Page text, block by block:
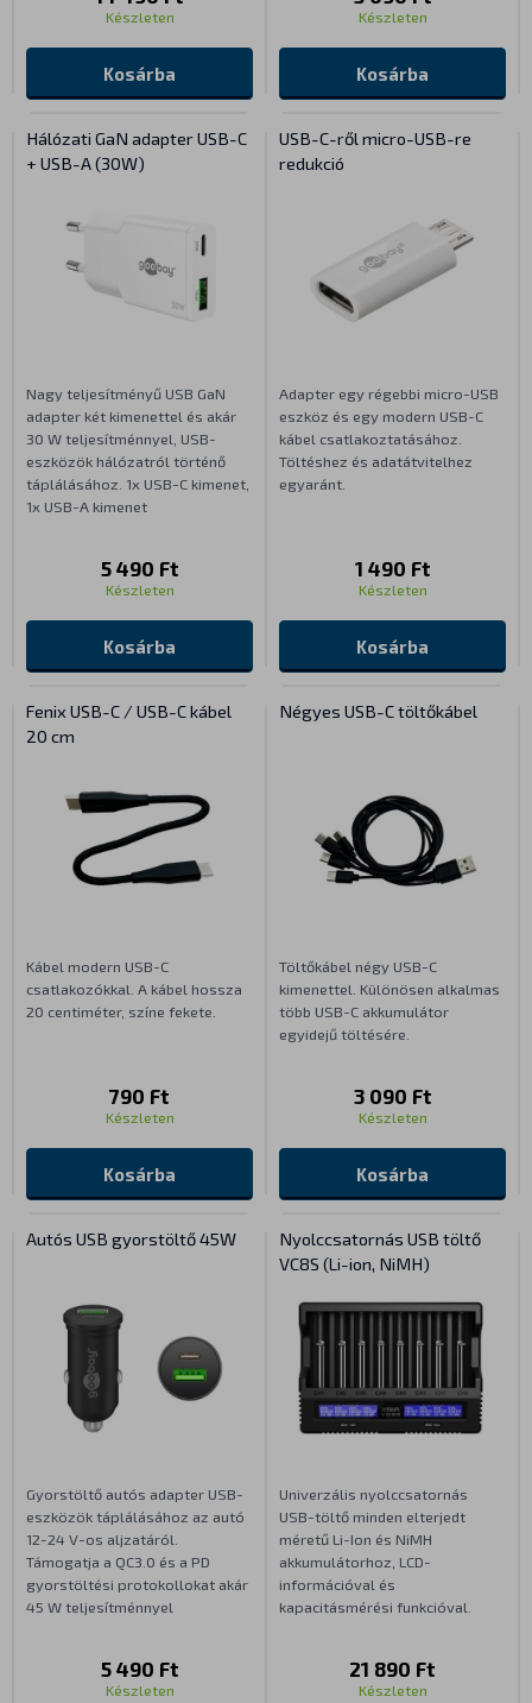
Készleten
Kosárba
Készleten
Kosárba
Hálózati GaN adapter USB-C
+ USB-A (30W)
Nagy teljesítményű USB GaN
adapter két kimenettel és akár
30 W teljesítménnyel, USB-
eszközök hálózatról történő
táplálásához. 1x USB-C kimenet,
1x USB-A kimenet
5 490 Ft
Készleten
Kosárba
USB-C-ről micro-USB-re
redukció
Adapter egy régebbi micro-USB
eszköz és egy modern USB-C
kábel csatlakoztatásához.
Töltéshez és adatátvitelhez
egyaránt.
1 490 Ft
Készleten
Kosárba
Fenix USB-C / USB-C kábel
20 cm
Kábel modern USB-C
csatlakozókkal. A kábel hossza
20 centiméter, színe fekete.
790 Ft
Készleten
Kosárba
Négyes USB-C töltőkábel
Töltőkábel négy USB-C
kimenettel. Különösen alkalmas
több USB-C akkumulátor
egyidejű töltésére.
3 090 Ft
Készleten
Kosárba
Autós USB gyorstöltő 45W
Gyorstöltő autós adapter USB-
eszközök táplálásához az autó
12-24 V-os aljzatáról.
Támogatja a QC3.0 és a PD
gyorstöltési protokollokat akár
45 W teljesítménnyel
5 490 Ft
Készleten
Nyolccsatornás USB töltő
VC8S (Li-ion, NiMH)
Univerzális nyolccsatornás
USB-töltő minden elterjedt
méretű Li-Ion és NiMH
akkumulátorhoz, LCD-
információval és
kapacitásmérési funkcióval.
21 890 Ft
Készleten